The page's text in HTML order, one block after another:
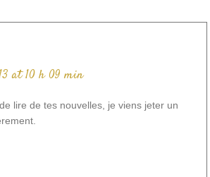
at 10 h 09 min
lire de tes nouvelles, je viens jeter un